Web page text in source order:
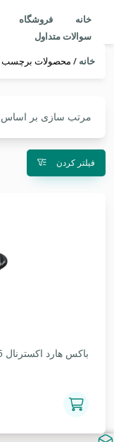
خانه فروشگاه
سوالات متداول
خانه / محصولات برچسب
مرتب سازی بر
فیلتر کردن
باکس هارد اکسترنال 2.5 اینچی اوریکو Orico 25PW1-U3